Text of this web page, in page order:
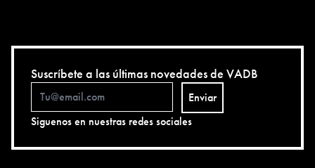
Suscríbete a las últimas novedades de VADB
Enviar
Siguenos en nuestras redes sociales